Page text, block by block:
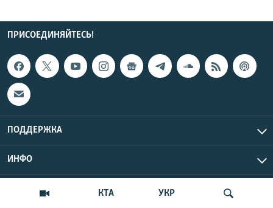
КТА УКР
ПРИСОЕДИНЯЙТЕСЬ!
ПОДДЕРЖКА
ИНФО
Copyright Крым.Реалии, 2026 | Все права защищены.
UTC+3